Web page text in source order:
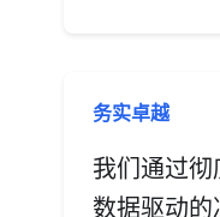
务实卓越
我们通过
数据驱动